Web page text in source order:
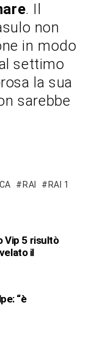
. Il
non
in modo
settimo
la sua
sarebbe
RAI
RAI 1
Vip 5 risultò
il
“è